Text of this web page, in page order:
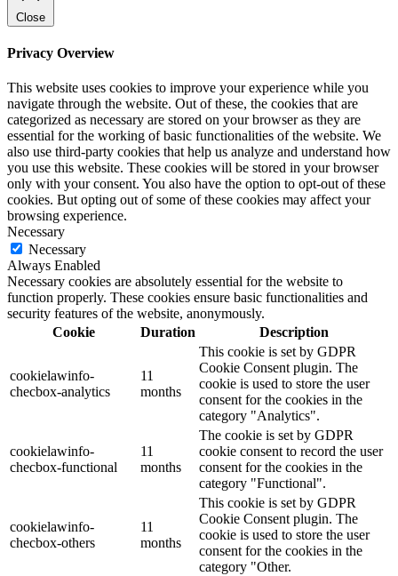
Close
Privacy Overview
This website uses cookies to improve your experience while you
navigate through the website. Out of these, the cookies that are
categorized as necessary are stored on your browser as they are
essential for the working of basic functionalities of the website. We
also use third-party cookies that help us analyze and understand how
you use this website. These cookies will be stored in your browser
only with your consent. You also have the option to opt-out of these
cookies. But opting out of some of these cookies may affect your
browsing experience.
Necessary
Necessary
Always Enabled
Necessary cookies are absolutely essential for the website to
function properly. These cookies ensure basic functionalities and
security features of the website, anonymously.
Cookie
Duration Description
cookielawinfo-
checbox-analytics
11
months
This cookie is set by GDPR
Cookie Consent plugin. The
cookie is used to store the user
consent for the cookies in the
category "Analytics".
cookielawinfo-
checbox-functional
11
months
The cookie is set by GDPR
cookie consent to record the user
consent for the cookies in the
category "Functional".
cookielawinfo-
checbox-others
11
months
This cookie is set by GDPR
Cookie Consent plugin. The
cookie is used to store the user
consent for the cookies in the
category "Other.